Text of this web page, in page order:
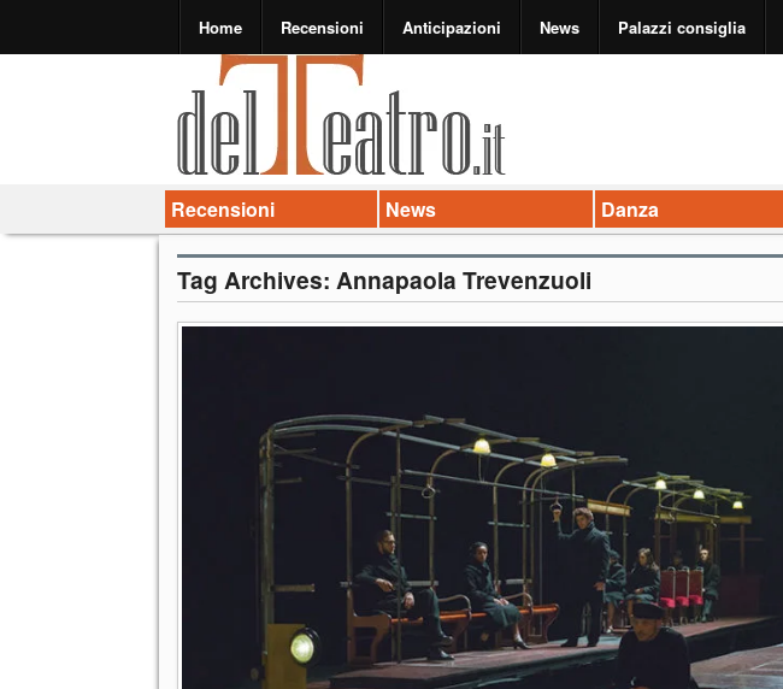
Home Recensioni Anticipazioni News Palazzi consiglia
Recensioni News Danza
Tag Archives: Annapaola Trevenzuoli